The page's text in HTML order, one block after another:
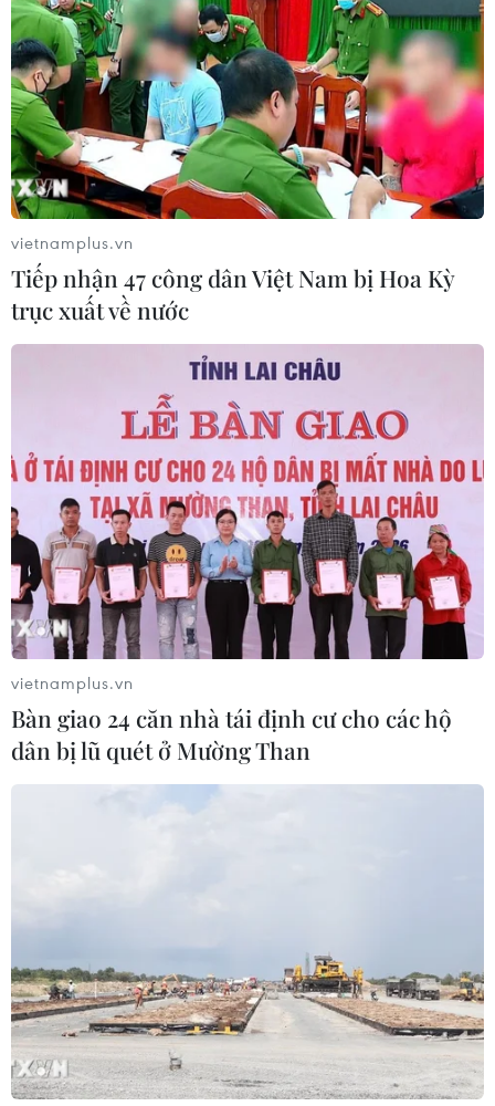
TIN CÙNG CHUYÊN MỤC
Kim ngạch thương mại
Sản lượng vàng của Trung Quốc
giảm trong nửa đầu năm 2026
06/08/2026 03:41
vietnamplus.vn
Tiếp nhận 47 công dân Việt Nam bị Hoa Kỳ
trục xuất về nước
vietnamplus.vn
Bàn giao 24 căn nhà tái định cư cho các hộ
dân bị lũ quét ở Mường Than